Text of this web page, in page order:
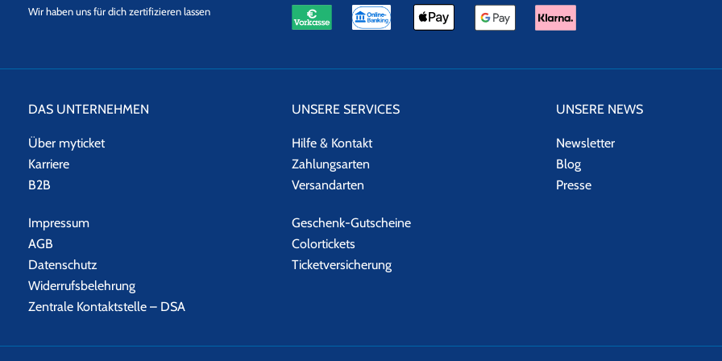
Datensicherheit
Wir haben uns für dich zertifizieren lassen
DAS UNTERNEHMEN
Über myticket
Karriere
B2B
Impressum
AGB
Datenschutz
Widerrufsbelehrung
Zentrale Kontaktstelle – DSA
UNSERE SERVICES
Hilfe & Kontakt
Zahlungsarten
Versandarten
Geschenk-Gutscheine
Colortickets
Ticketversicherung
UNSERE NEWS
Newsletter
Blog
Presse